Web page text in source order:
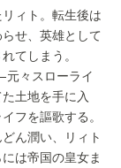
ィト。転生後は
せ、英雄として
てしまう。
々スローライ
土地を手に入
フを謳歌する。
ん潤い、リィト
は帝国の皇女ま